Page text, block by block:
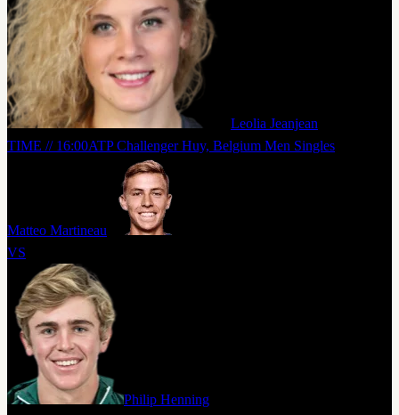
Leolia Jeanjean
TIME // 16:00ATP Challenger Huy, Belgium Men Singles
Matteo Martineau
VS
Philip Henning